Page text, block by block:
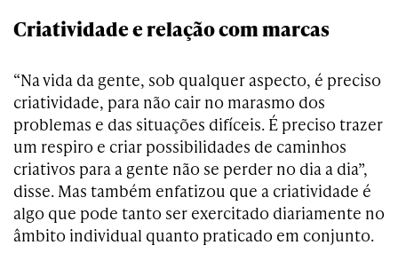
Criatividade e relação com marcas
“Na vida da gente, sob qualquer aspecto, é preciso
criatividade, para não cair no marasmo dos
problemas e das situações difíceis. É preciso trazer
um respiro e criar possibilidades de caminhos
criativos para a gente não se perder no dia a dia”,
disse. Mas também enfatizou que a criatividade é
algo que pode tanto ser exercitado diariamente no
âmbito individual quanto praticado em conjunto.